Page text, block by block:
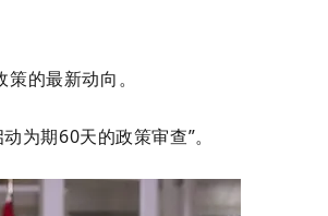
的最新动向。
为期60天的政策审查”。